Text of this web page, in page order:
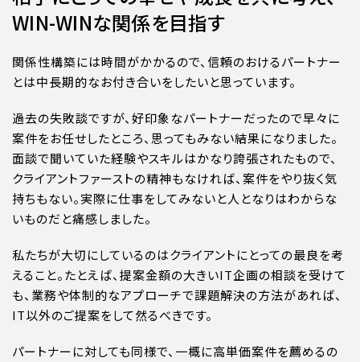
WIN-WINな関係を目指す
関係性構築には時間がかかるので、信頼のおけるパートナー
とは中長期的なお付き合いをしたいと思っています。
過去の失敗談ですが、好印象なパートナーだったので早々に
案件をお任せしたところ、思ってもみない結果になりました。
面談で聞いていた経験やスキルはかなり誇張されたもので、
クライアントファーストの精神もなければ、案件をやり抜く気
持ちもない。実際に仕事をしてみないと人となりはわからな
いものだと痛感しました。
私たちが大切にしているのはクライアントにとっての最良を考
えること。たとえば、提案金額の大きいIT企画の相談を受けて
も、業務や体制的なアプローチで課題解決の方法があれば、
IT以外のご提案をして然るべきです。
パートナーに対しても同様で、一概に高単価案件を薦めるの